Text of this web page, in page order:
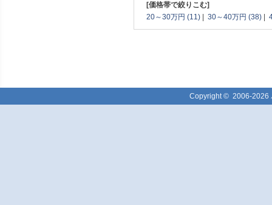
[価格帯で絞りこむ]
20～30万円 (11)
30～40万円 (38)
Copyright © 2006-2026